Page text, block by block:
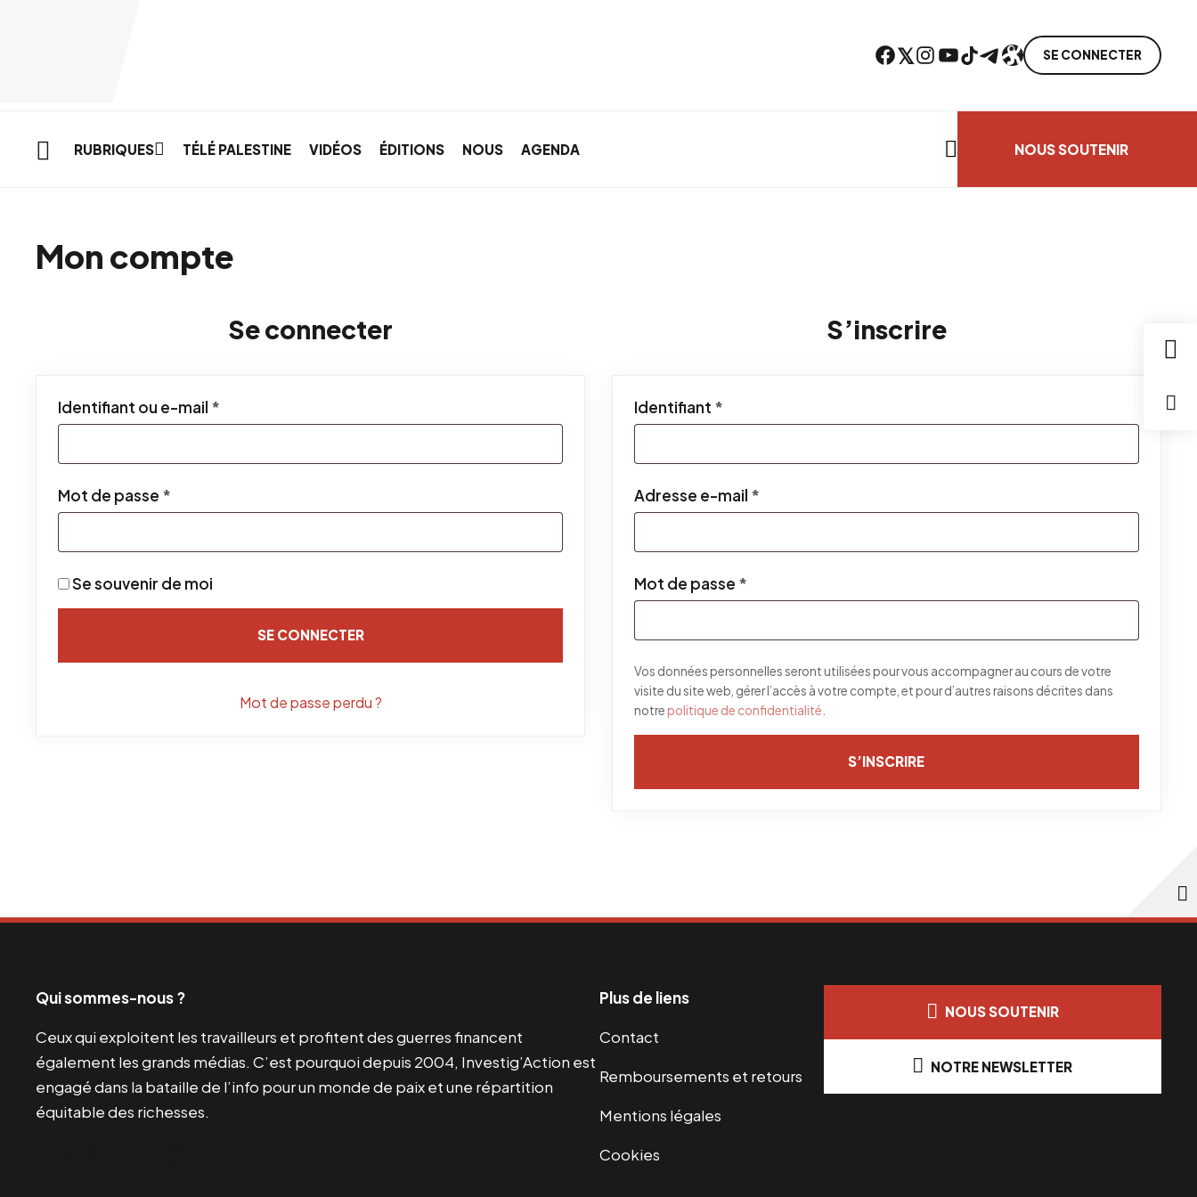
Facebook Twitter Instagram YouTube TikTok TelegramLien SE CONNECTER
RUBRIQUES TÉLÉ PALESTINE VIDÉOS ÉDITIONS NOUS AGENDA NOUS SOUTENIR
Mon compte
Se connecter
Identifiant ou e-mail *
Mot de passe *
Se souvenir de moi
SE CONNECTER
Mot de passe perdu ?
S’inscrire
Identifiant *
Adresse e-mail *
Mot de passe *
Vos données personnelles seront utilisées pour vous accompagner au cours de votre
visite du site web, gérer l’accès à votre compte, et pour d’autres raisons décrites dans
notre politique de confidentialité
S’INSCRIRE
Qui sommes-nous ?
Ceux qui exploitent les travailleurs et profitent des guerres financent
également les grands médias. C’est pourquoi depuis 2004, Investig’Action est
engagé dans la bataille de l’info pour un monde de paix et une répartition
équitable des richesses.
Plus de liens
Contact
Remboursements et retours
Mentions légales
Cookies
NOUS SOUTENIR
NOTRE NEWSLETTER